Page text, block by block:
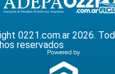
0221.com.ar 2026.
reservados